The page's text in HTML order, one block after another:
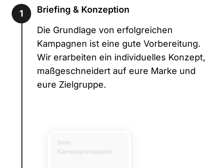
1
Briefing & Konzeption
Die Grundlage von erfolgreichen
Kampagnen ist eine gute Vorbereitung.
Wir erarbeiten ein individuelles Konzept,
maßgeschneidert auf eure Marke und
eure Zielgruppe.